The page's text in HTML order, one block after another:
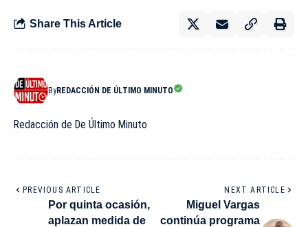
Share This Article
ByREDACCIÓN DE ÚLTIMO MINUTO
Redacción de De Último Minuto
PREVIOUS ARTICLE
Por quinta ocasión,
aplazan medida de
NEXT ARTICLE
Miguel Vargas
continúa programa